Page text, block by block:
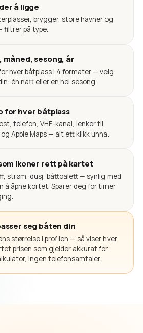
å ligge
brygger, store havner og
filtrer på type.
måned, sesong, år
hver båtplass i 4 formater — velg
én natt eller en hel sesong.
for hver båtplass
telefon, VHF-kanal, lenker til
Apple Maps — alt ett klikk unna.
ikoner rett på kartet
strøm, dusj, båttoalett — synlig med
å åpne kortet. Sparer deg for timer
seg båten din
størrelse i profilen — så viser hver
prisen som gjelder akkurat for
ingen telefonsamtaler.